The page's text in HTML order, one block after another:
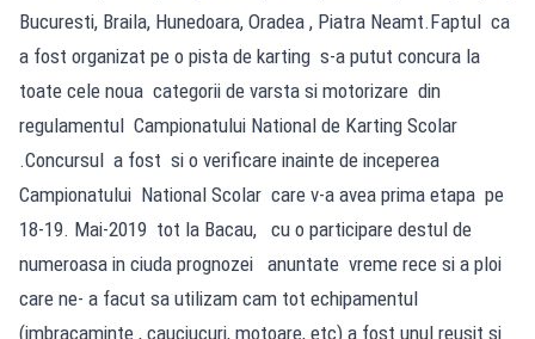
Bucuresti, Braila, Hunedoara, Oradea , Piatra Neamt.Faptul ca
a fost organizat pe o pista de karting s-a putut concura la
toate cele noua categorii de varsta si motorizare din
regulamentul Campionatului National de Karting Scolar
.Concursul a fost si o verificare inainte de inceperea
Campionatului National Scolar care v-a avea prima etapa pe
18-19. Mai-2019 tot la Bacau, cu o participare destul de
numeroasa in ciuda prognozei anuntate vreme rece si a ploi
care ne- a facut sa utilizam cam tot echipamentul
(imbracaminte , cauciucuri, motoare, etc) a fost unul reusit si